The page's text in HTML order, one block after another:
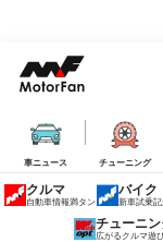
車ニュース チューニング
クルマ
自動車情報満タン
バイク
新車試乗
チューニ
広がるクルマ遊